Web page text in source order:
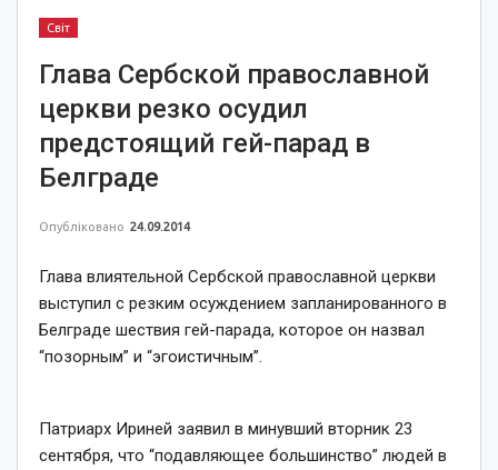
Світ
Глава Сербской православной
церкви резко осудил
предстоящий гей-парад в
Белграде
Опубліковано 24.09.2014
Глава влиятельной Сербской православной церкви
выступил с резким осуждением запланированного в
Белграде шествия гей-парада, которое он назвал
“позорным” и “эгоистичным”.
Патриарх Ириней заявил в минувший вторник 23
сентября, что “подавляющее большинство” людей в